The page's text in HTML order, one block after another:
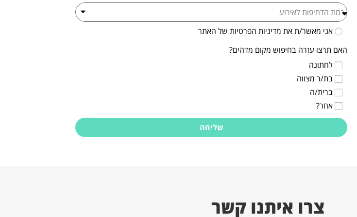
אני מאשר/ת את מדיניות הפרטיות של האתר
האם תרצו עזרה בחיפוש מקום מדהים?
לחתונה
בת/ר מצווה
ברית/ה
אחר?
שליחה
צרו איתנו קשר